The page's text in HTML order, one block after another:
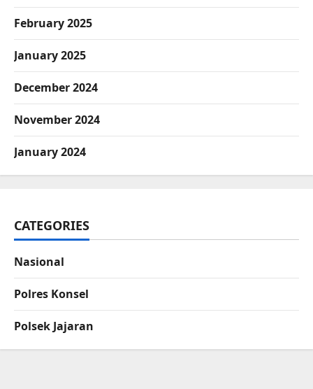
February 2025
January 2025
December 2024
November 2024
January 2024
CATEGORIES
Nasional
Polres Konsel
Polsek Jajaran